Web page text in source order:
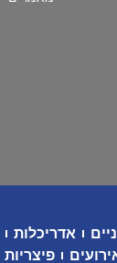
אדריכלות
פיצריות